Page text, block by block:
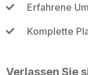
Erfahrene
Komplette
Verlassen Sie